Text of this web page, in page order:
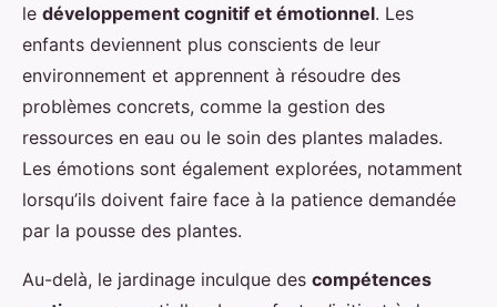
le développement cognitif et émotionnel. Les
enfants deviennent plus conscients de leur
environnement et apprennent à résoudre des
problèmes concrets, comme la gestion des
ressources en eau ou le soin des plantes malades.
Les émotions sont également explorées, notamment
lorsqu’ils doivent faire face à la patience demandée
par la pousse des plantes.
Au-delà, le jardinage inculque des compétences